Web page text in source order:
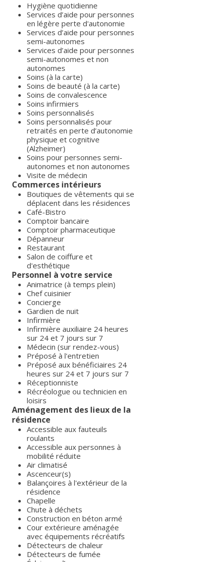
Hygiène quotidienne
Services d’aide pour personnes
en légère perte d'autonomie
Services d’aide pour personnes
semi-autonomes
Services d’aide pour personnes
semi-autonomes et non
autonomes
Soins (à la carte)
Soins de beauté (à la carte)
Soins de convalescence
Soins infirmiers
Soins personnalisés
Soins personnalisés pour
retraités en perte d’autonomie
physique et cognitive
(Alzheimer)
Soins pour personnes semi-
autonomes et non autonomes
Visite de médecin
Commerces intérieurs
Boutiques de vêtements qui se
déplacent dans les résidences
Café-Bistro
Comptoir bancaire
Comptoir pharmaceutique
Dépanneur
Restaurant
Salon de coiffure et
d'esthétique
Personnel à votre service
Animatrice (à temps plein)
Chef cuisinier
Concierge
Gardien de nuit
Infirmière
Infirmière auxiliaire 24 heures
sur 24 et 7 jours sur 7
Médecin (sur rendez-vous)
Préposé à l'entretien
Préposé aux bénéficiaires 24
heures sur 24 et 7 jours sur 7
Réceptionniste
Récréologue ou technicien en
loisirs
Aménagement des lieux de la
résidence
Accessible aux fauteuils
roulants
Accessible aux personnes à
mobilité réduite
Air climatisé
Ascenceur(s)
Balançoires à l'extérieur de la
résidence
Chapelle
Chute à déchets
Construction en béton armé
Cour extérieure aménagée
avec équipements récréatifs
Détecteurs de chaleur
Détecteurs de fumée